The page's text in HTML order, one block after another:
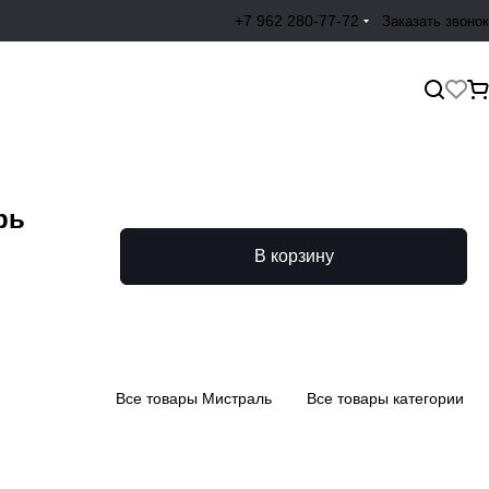
+7 962 280-77-72 Заказать звонок
В корзину
Все товары Мистраль Все товары категории